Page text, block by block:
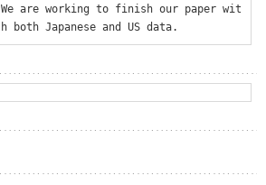
We are working to finish our paper wit
h both Japanese and US data.